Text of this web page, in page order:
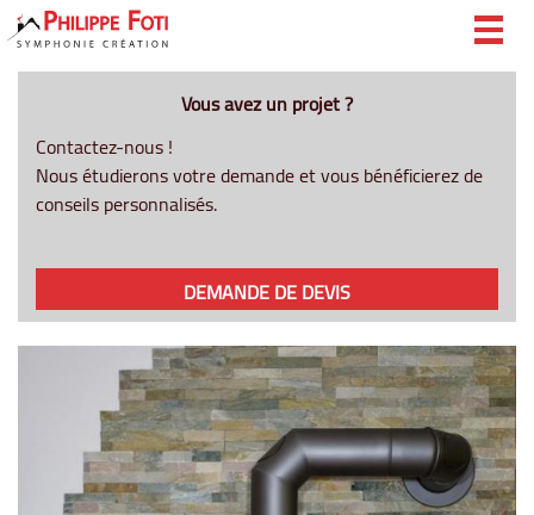
Vous avez un projet ?
Contactez-nous !
Nous étudierons votre demande et vous bénéficierez de
conseils personnalisés.
DEMANDE DE DEVIS